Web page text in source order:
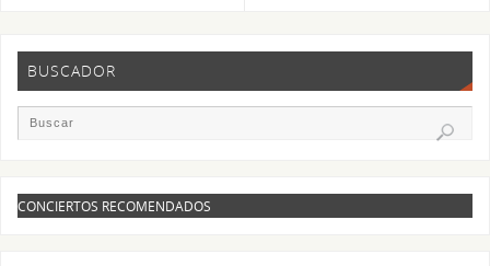
BUSCADOR
CONCIERTOS RECOMENDADOS